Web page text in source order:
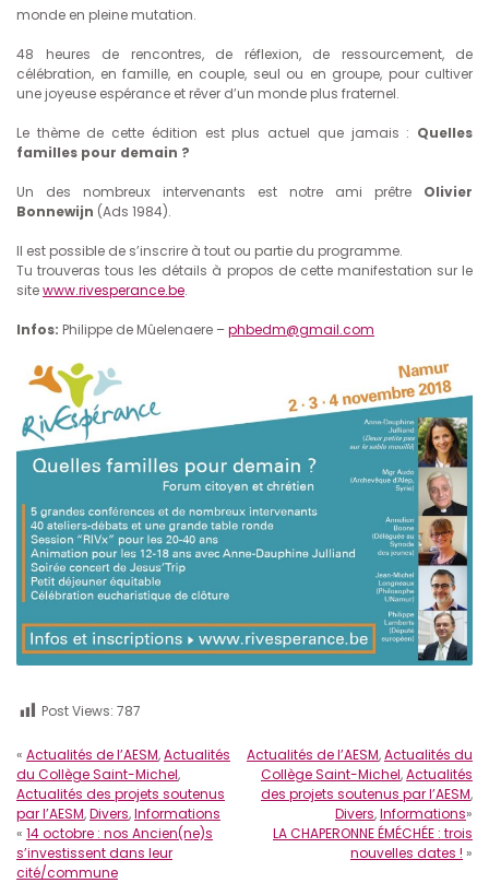
monde en pleine mutation.
48 heures de rencontres, de réflexion, de ressourcement, de
célébration, en famille, en couple, seul ou en groupe, pour cultiver
une joyeuse espérance et rêver d’un monde plus fraternel.
Le thème de cette édition est plus actuel que jamais : Quelles
familles pour demain ?
Un des nombreux intervenants est notre ami prêtre Olivier
Bonnewijn (Ads 1984).
Il est possible de s’inscrire à tout ou partie du programme.
Tu trouveras tous les détails à propos de cette manifestation sur le
sitewww.rivesperance.be.
Infos: Philippe de Mûelenaere –phbedm@gmail.com
Post Views: 787
« Actualités de l’AESM,Actualités
du Collège Saint-Michel,
Actualités des projets soutenus
par l’AESM,Divers,Informations
« 14 octobre : nos Ancien(ne)s
s’investissent dans leur
cité/commune
Actualités de l’AESM,Actualités du
Collège Saint-Michel,Actualités
des projets soutenus par l’AESM,
Divers,Informations»
LA CHAPERONNE ÉMÉCHÉE : trois
nouvelles dates ! »